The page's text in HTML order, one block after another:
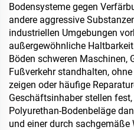
Bodensysteme gegen
andere aggressive
industriellen Umgebungen
außergewöhnliche
Böden schweren Maschinen,
Fußverkehr standhalten,
zeigen oder häufige
Geschäftsinhaber stellen
Polyurethan-Bodenbeläge
und einer durch